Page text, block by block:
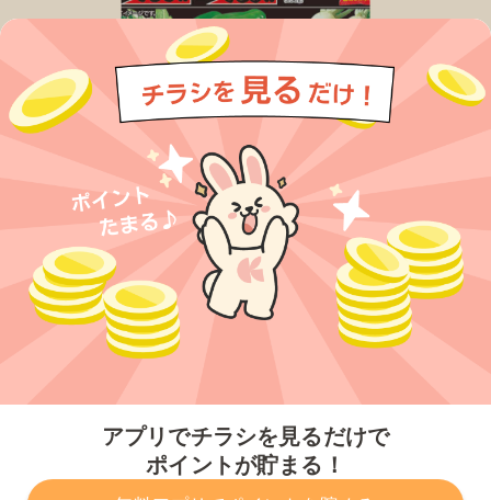
アプリでチラシを見るだけで
ポイントが貯まる！